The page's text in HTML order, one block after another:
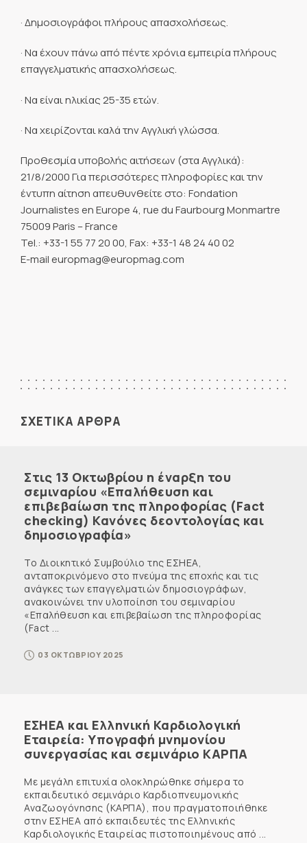
· Δημοσιογράφοι πλήρους απασχολήσεως.
· Να έχουν πάνω από πέντε χρόνια εμπειρία πλήρους
επαγγελματικής απασχολήσεως.
· Να είναι ηλικίας 25-35 ετών.
· Να χειρίζονται καλά την Αγγλική γλώσσα.
Προθεσμία υποβολής αιτήσεων (στα Αγγλικά):
21/8/2000 Για περισσότερες πληροφορίες και την
έντυπη αίτηση απευθυνθείτε στο: Fondation
Journalistes en Europe 4, rue du Faurbourg Monmartre
75009 Paris – France
Tel.: +33-1 55 77 20 00, Fax: +33-1 48 24 40 02
E-mail europmag@europmag.com
ΣΧΕΤΙΚΑ ΑΡΘΡΑ
Στις 13 Οκτωβρίου η έναρξη του
σεμιναρίου «Επαλήθευση και
επιβεβαίωση της πληροφορίας (Fact
checking) Κανόνες δεοντολογίας και
δημοσιογραφία»
Το Διοικητικό Συμβούλιο της ΕΣΗΕΑ,
ανταποκρινόμενο στο πνεύμα της εποχής και τις
ανάγκες των επαγγελματιών δημοσιογράφων,
ανακοινώνει την υλοποίηση του σεμιναρίου
«Επαλήθευση και επιβεβαίωση της πληροφορίας
(Fact ...
03 ΟΚΤΩΒΡΙΟΥ 2025
ΕΣΗΕΑ και Ελληνική Καρδιολογική
Εταιρεία: Υπογραφή μνημονίου
συνεργασίας και σεμινάριο ΚΑΡΠΑ
Με μεγάλη επιτυχία ολοκληρώθηκε σήμερα το
εκπαιδευτικό σεμινάριο Καρδιοπνευμονικής
Αναζωογόνησης (ΚΑΡΠΑ), που πραγματοποιήθηκε
στην ΕΣΗΕΑ από εκπαιδευτές της Ελληνικής
Καρδιολογικής Εταιρείας πιστοποιημένους από ...